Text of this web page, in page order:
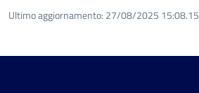
Ultimo aggiornamento: 27/08/2025 15:08.15